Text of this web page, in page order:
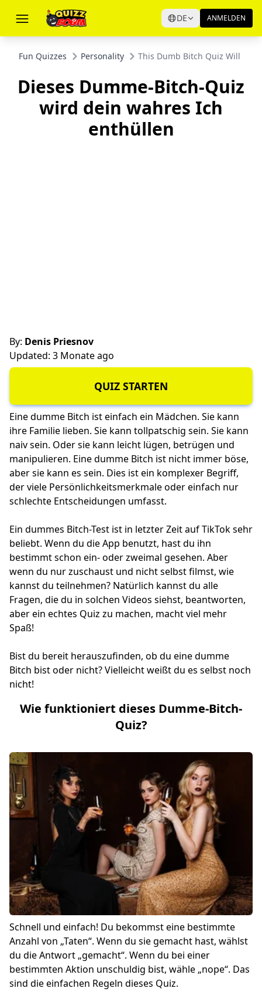
DE ANMELDEN
Fun Quizzes Personality This Dumb Bitch Quiz Will
Dieses Dumme-Bitch-Quiz
wird dein wahres Ich
enthüllen
By: Denis Priesnov
Updated: 3 Monate ago
QUIZ STARTEN
Eine dumme Bitch ist einfach ein Mädchen. Sie kann
ihre Familie lieben. Sie kann tollpatschig sein. Sie kann
naiv sein. Oder sie kann leicht lügen, betrügen und
manipulieren. Eine dumme Bitch ist nicht immer böse,
aber sie kann es sein. Dies ist ein komplexer Begriff,
der viele Persönlichkeitsmerkmale oder einfach nur
schlechte Entscheidungen umfasst.
Ein dummes Bitch-Test ist in letzter Zeit auf TikTok sehr
beliebt. Wenn du die App benutzt, hast du ihn
bestimmt schon ein- oder zweimal gesehen. Aber
wenn du nur zuschaust und nicht selbst filmst, wie
kannst du teilnehmen? Natürlich kannst du alle
Fragen, die du in solchen Videos siehst, beantworten,
aber ein echtes Quiz zu machen, macht viel mehr
Spaß!
Bist du bereit herauszufinden, ob du eine dumme
Bitch bist oder nicht? Vielleicht weißt du es selbst noch
nicht!
Wie funktioniert dieses Dumme-Bitch-
Quiz?
Schnell und einfach! Du bekommst eine bestimmte
Anzahl von „Taten“. Wenn du sie gemacht hast, wählst
du die Antwort „gemacht“. Wenn du bei einer
bestimmten Aktion unschuldig bist, wähle „nope“. Das
sind die einfachen Regeln dieses Quiz.